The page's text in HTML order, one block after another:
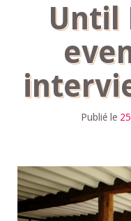
Until
Publié le